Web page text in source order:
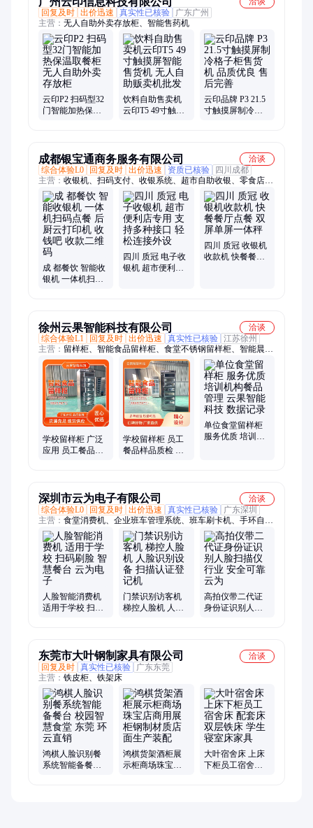
回复及时 出价迅速 真实性已核验
广东广州
主营： 无人自助外卖存放柜、智能售药机
云印P2 扫码型32
门智能加热保温
饮料自助售卖机
云印T5 49寸触摸
云印品牌 P3 21.5
寸触摸屏制冷格
成都银宝通商务服务有限公司
洽谈
综合体验L0
回复及时 出价迅速 资质已核验
四川成都
主营： 收银机、扫码支付、收银系统、超市自助收银、零食店收
银、手机收银、水果摊收银、服装店收银、移动端收银、收银一
体机、奶茶店收银、二维码扫码、秤重一体机、电子秤一体、生
鲜条码收银、扫码收银银豹、手机收银扫码、商业收款设备、超
市收银设备、食堂刷脸设备、餐饮饭店收银、手机收银软件、收
银软件系统、足疗店收款机、智能收银软件
成 都餐饮 智能收
银机 一体机扫码
四川 质冠 电子收
银机 超市便利店
四川 质冠 收银机
收款机 快餐餐厅
徐州云果智能科技有限公司
洽谈
综合体验L1
回复及时 出价迅速 真实性已核验 江苏徐州
主营： 留样柜、智能食品留样柜、食堂不锈钢留样柜、智能晨检
机、食品安全快速检测仪、智能留样秤、智能留样柜、厨房留样
机冰箱、留样冰箱、食品留样柜、学校留样柜、餐厅留样柜、带
打印留样柜、单位食堂留样柜、双人登录留样柜、人脸识别留样
柜
学校留样柜 广泛
应用 员工餐品样
学校留样柜 员工
餐品样品质检 品
单位食堂留样柜
服务优质 培训机
深圳市云为电子有限公司
洽谈
综合体验L0
回复及时 出价迅速 真实性已核验
广东深圳
主营： 食堂消费机、企业班车管理系统、班车刷卡机、手环自助
收发机、食堂人脸消费机、电子学生证、食堂刷卡机、公交刷卡
机、校园一卡通、班车人脸机、校车刷卡机、校园接送管理系
统、智能电子学生证、云消费平台、水控机、人脸团餐机
人脸智能消费机
适用于学校 扫码
门禁识别访客机
梯控人脸机 人脸
高拍仪带二代证
身份证识别人脸
东莞市大叶钢制家具有限公司
洽谈
回复及时 真实性已核验
广东东莞
主营： 铁皮柜、铁架床
鸿棋人脸识别餐
系统智能备餐台
鸿棋货架酒柜展
示柜商场珠宝店
大叶宿舍床 上床
下柜员工宿舍床